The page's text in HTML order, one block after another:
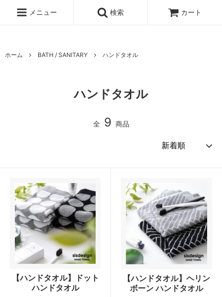
メニュー
検索 カート
ホーム BATH / SANITARY ハンドタオル
ハンドタオル
全 9 商品
【ハンドタオル】ドット
ハンドタオル
【ハンドタオル】ヘリン
ボーン ハンドタオル